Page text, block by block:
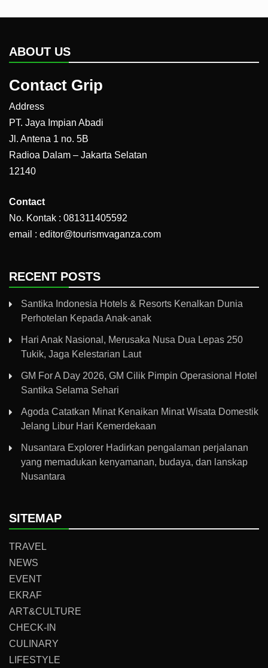
ABOUT US
Contact Grip
Address
PT. Jaya Impian Abadi
Jl. Antena 1 no. 5B
Radioa Dalam – Jakarta Selatan
12140
Contact
No. Kontak : 081311405592
email : editor@tourismvaganza.com
RECENT POSTS
Santika Indonesia Hotels & Resorts Kenalkan Dunia
Perhotelan Kepada Anak-anak
Hari Anak Nasional, Merusaka Nusa Dua Lepas 250
Tukik, Jaga Kelestarian Laut
GM For A Day 2026, GM Cilik Pimpin Operasional Hotel
Santika Selama Sehari
Agoda Catatkan Minat Kenaikan Minat Wisata Domestik
Jelang Libur Hari Kemerdekaan
Nusantara Explorer Hadirkan pengalaman perjalanan
yang memadukan kenyamanan, budaya, dan lanskap
Nusantara
SITEMAP
TRAVEL
NEWS
EVENT
EKRAF
ART&CULTURE
CHECK-IN
CULINARY
LIFESTYLE